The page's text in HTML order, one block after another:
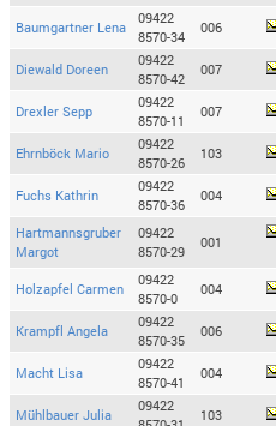
Baumgartner Lena
09422
8570-34
006
Diewald Doreen
09422
8570-42
007
Drexler Sepp
09422
8570-11
007
Ehrnböck Mario
09422
8570-26
103
Fuchs Kathrin
09422
8570-36
004
Hartmannsgruber
Margot
09422
8570-29
001
Holzapfel Carmen
09422
8570-0
004
Krampfl Angela
09422
8570-35
006
Macht Lisa
09422
8570-41
004
Mühlbauer Julia
09422
103